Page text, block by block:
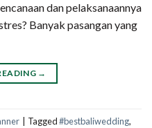
dan pelaksanaannya
Banyak pasangan yang
→
| Tagged#bestbaliwedding,